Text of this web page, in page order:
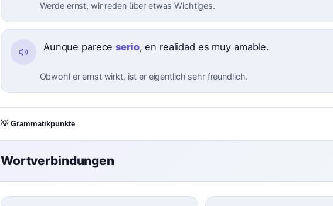
Werde ernst, wir reden über etwas Wichtiges.
Aunque pareceserio, en realidad es muy amable.
Obwohl er ernst wirkt, ist er eigentlich sehr freundlich.
💡 Grammatikpunkte
Wortverbindungen